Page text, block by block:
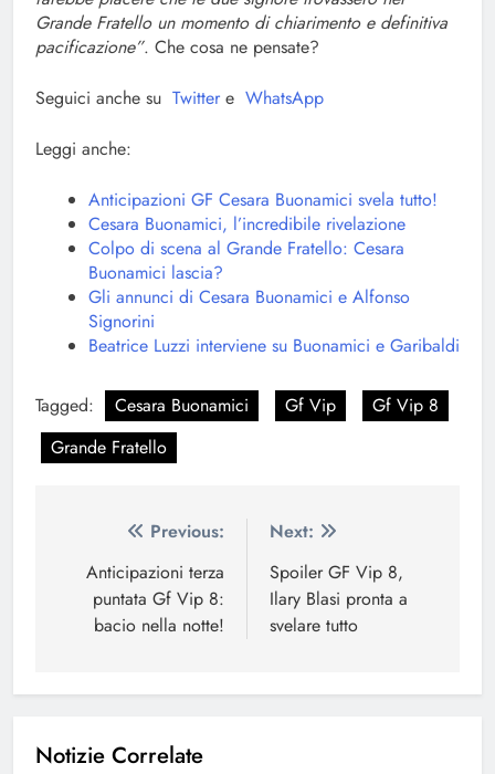
Grande Fratello un momento di chiarimento e definitiva
pacificazione”. Che cosa ne pensate?
Seguici anche su Twitter e WhatsApp
Leggi anche:
Anticipazioni GF Cesara Buonamici svela tutto!
Cesara Buonamici, l’incredibile rivelazione
Colpo di scena al Grande Fratello: Cesara
Buonamici lascia?
Gli annunci di Cesara Buonamici e Alfonso
Signorini
Beatrice Luzzi interviene su Buonamici e Garibaldi
Tagged: Cesara Buonamici Gf Vip
Gf Vip 8
Grande Fratello
Navigazione
articoli
Previous:
Anticipazioni terza
puntata Gf Vip 8:
bacio nella notte!
Next:
Spoiler GF Vip 8,
Ilary Blasi pronta a
svelare tutto
Notizie Correlate